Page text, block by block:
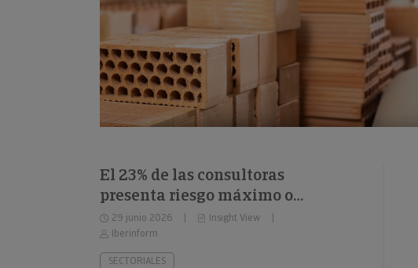
El 23% de las consultoras
presenta riesgo máximo o
elevado de impago
29 junio 2026
Insight View
Iberinform
SECTORIALES